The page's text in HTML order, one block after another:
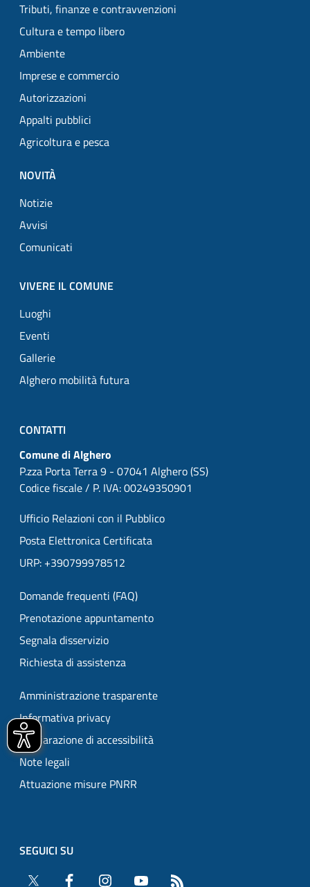
Tributi, finanze e contravvenzioni
Cultura e tempo libero
Ambiente
Imprese e commercio
Autorizzazioni
Appalti pubblici
Agricoltura e pesca
NOVITÀ
Notizie
Avvisi
Comunicati
VIVERE IL COMUNE
Luoghi
Eventi
Gallerie
Alghero mobilità futura
CONTATTI
Comune di Alghero
P.zza Porta Terra 9 - 07041 Alghero (SS)
Codice fiscale / P. IVA: 00249350901
Ufficio Relazioni con il Pubblico
Posta Elettronica Certificata
URP: +390799978512
Domande frequenti (FAQ)
Prenotazione appuntamento
Segnala disservizio
Richiesta di assistenza
Amministrazione trasparente
Informativa privacy
Dichiarazione di accessibilità
Note legali
Attuazione misure PNRR
SEGUICI SU
Twitter
Facebook Instagram YouTube